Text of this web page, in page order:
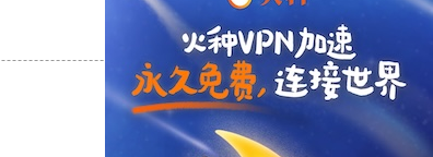
支持[0] 反对
支持